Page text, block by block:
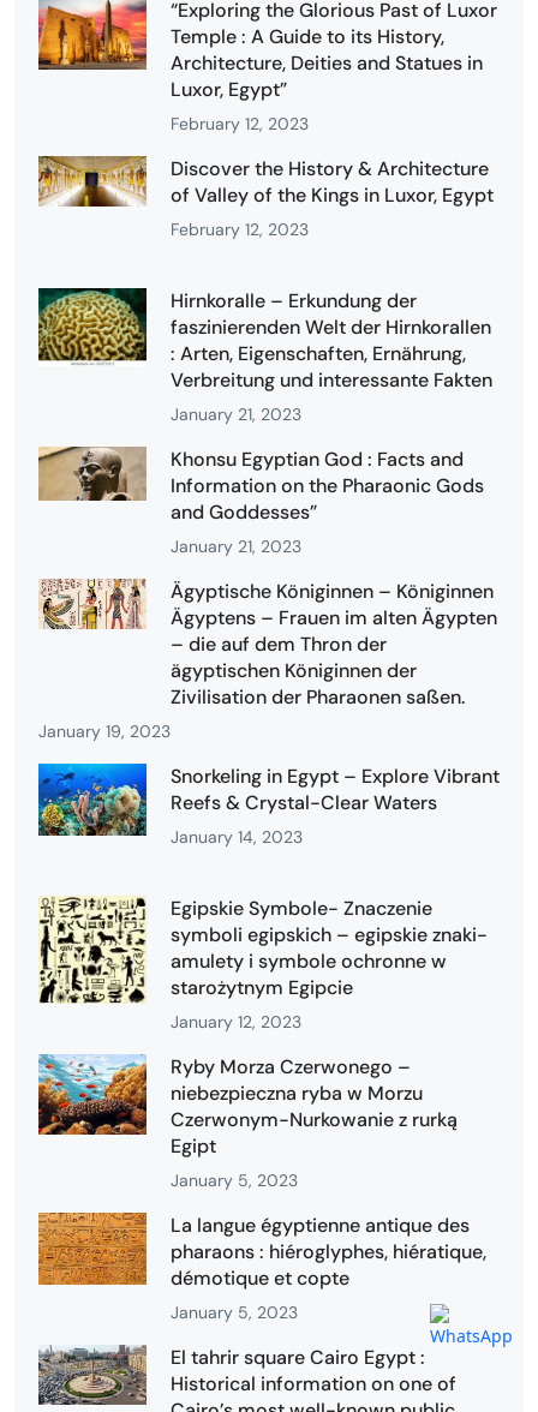
“Exploring the Glorious Past of Luxor
Temple : A Guide to its History,
Architecture, Deities and Statues in
Luxor, Egypt”
February 12, 2023
Discover the History & Architecture
of Valley of the Kings in Luxor, Egypt
February 12, 2023
Hirnkoralle – Erkundung der
faszinierenden Welt der Hirnkorallen
: Arten, Eigenschaften, Ernährung,
Verbreitung und interessante Fakten
January 21, 2023
Khonsu Egyptian God : Facts and
Information on the Pharaonic Gods
and Goddesses”
January 21, 2023
Ägyptische Königinnen – Königinnen
Ägyptens – Frauen im alten Ägypten
– die auf dem Thron der
ägyptischen Königinnen der
Zivilisation der Pharaonen saßen.
January 19, 2023
Snorkeling in Egypt – Explore Vibrant
Reefs & Crystal-Clear Waters
January 14, 2023
Egipskie Symbole- Znaczenie
symboli egipskich – egipskie znaki-
amulety i symbole ochronne w
starożytnym Egipcie
January 12, 2023
Ryby Morza Czerwonego –
niebezpieczna ryba w Morzu
Czerwonym-Nurkowanie z rurką
Egipt
January 5, 2023
La langue égyptienne antique des
pharaons : hiéroglyphes, hiératique,
démotique et copte
January 5, 2023
El tahrir square Cairo Egypt :
Historical information on one of